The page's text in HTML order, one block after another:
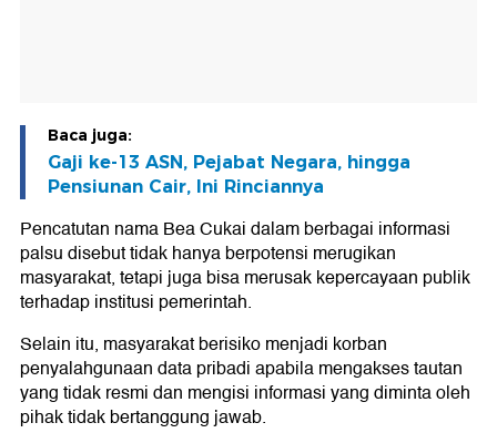
Baca juga:
Gaji ke-13 ASN, Pejabat Negara, hingga
Pensiunan Cair, Ini Rinciannya
Pencatutan nama Bea Cukai dalam berbagai informasi
palsu disebut tidak hanya berpotensi merugikan
masyarakat, tetapi juga bisa merusak kepercayaan publik
terhadap institusi pemerintah.
Selain itu, masyarakat berisiko menjadi korban
penyalahgunaan data pribadi apabila mengakses tautan
yang tidak resmi dan mengisi informasi yang diminta oleh
pihak tidak bertanggung jawab.